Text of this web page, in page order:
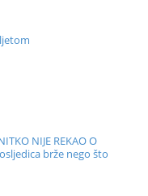
NIJE REKAO O
brže nego što